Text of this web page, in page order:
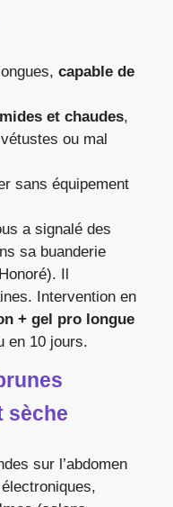
capable de
et chaudes,
ou mal
sans équipement
a signalé des
sa buanderie
Il
Intervention en
+ gel pro longue
en 10 jours.
sèche
sur l’abdomen